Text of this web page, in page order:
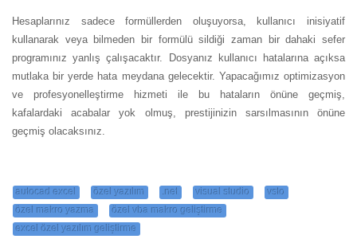
Hesaplarınız sadece formüllerden oluşuyorsa, kullanıcı inisiyatif
kullanarak veya bilmeden bir formülü sildiği zaman bir dahaki sefer
programınız yanlış çalışacaktır. Dosyanız kullanıcı hatalarına açıksa
mutlaka bir yerde hata meydana gelecektir. Yapacağımız optimizasyon
ve profesyonelleştirme hizmeti ile bu hataların önüne geçmiş,
kafalardaki acabalar yok olmuş, prestijinizin sarsılmasının önüne
geçmiş olacaksınız.
autocad excel özel yazılım .net visual studio
vsto
özel makro yazma
özel vba makro geliştirme
excel özel yazılım geliştirme